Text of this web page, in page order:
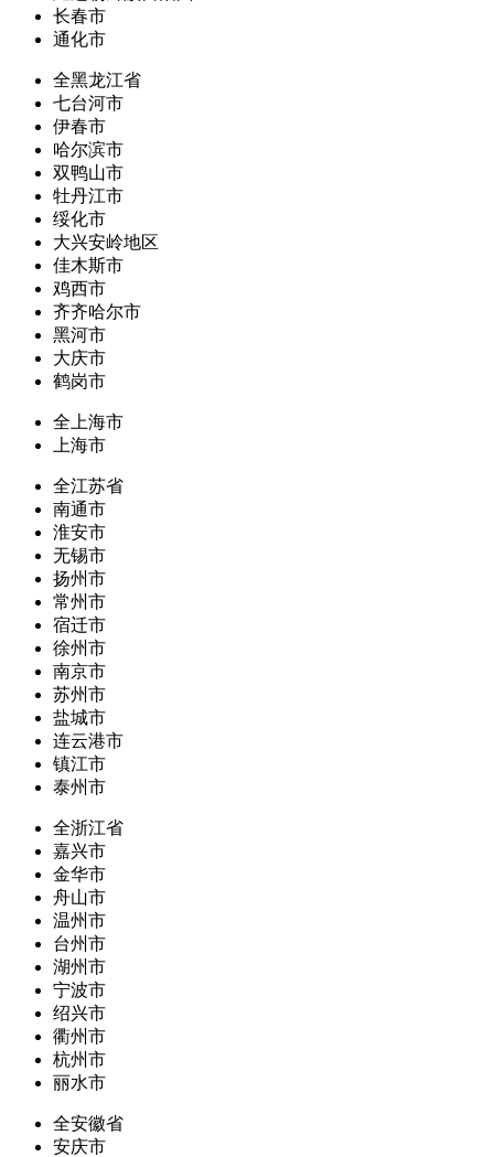
长春市
通化市
全黑龙江省
七台河市
伊春市
哈尔滨市
双鸭山市
牡丹江市
绥化市
大兴安岭地区
佳木斯市
鸡西市
齐齐哈尔市
黑河市
大庆市
鹤岗市
全上海市
上海市
全江苏省
南通市
淮安市
无锡市
扬州市
常州市
宿迁市
徐州市
南京市
苏州市
盐城市
连云港市
镇江市
泰州市
全浙江省
嘉兴市
金华市
舟山市
温州市
台州市
湖州市
宁波市
绍兴市
衢州市
杭州市
丽水市
全安徽省
安庆市